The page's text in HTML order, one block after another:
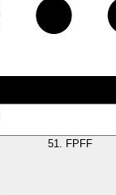
51. FPFF